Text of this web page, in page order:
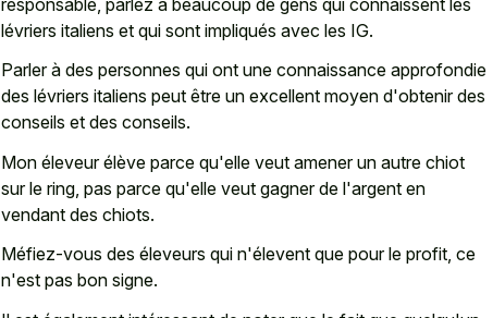
lévriers italiens et qui sont impliqués avec les IG.
Parler à des personnes qui ont une connaissance approfondie
des lévriers italiens peut être un excellent moyen d'obtenir des
conseils et des conseils.
Mon éleveur élève parce qu'elle veut amener un autre chiot
sur le ring, pas parce qu'elle veut gagner de l'argent en
vendant des chiots.
Méfiez-vous des éleveurs qui n'élevent que pour le profit, ce
n'est pas bon signe.